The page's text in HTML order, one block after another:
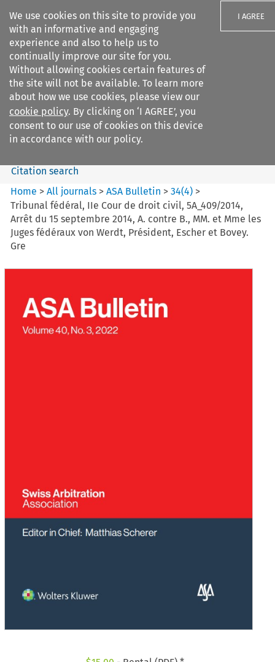
We use cookies on this site to provide you
with an informative and engaging
experience and also to help us to
continually improve our site for you.
Without allowing cookies certain features of
the site will not be available. To learn more
about how we use cookies, please view our
cookie policy. By clicking on ‘I AGREE’, you
consent to our use of cookies on this device
in accordance with our policy.
I AGREE
Search filters
ASA Bulletin
Search content
Citation search
Home >All journals >ASA Bulletin >34(4) >
Tribunal fédéral, IIe Cour de droit civil, 5A_409/2014,
Arrêt du 15 septembre 2014, A. contre B., MM. et Mme les
Juges fédéraux von Werdt, Président, Escher et Bovey.
Gre